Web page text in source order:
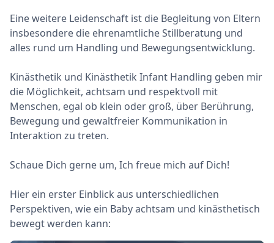
Eine weitere Leidenschaft ist die Begleitung von Eltern
insbesondere die ehrenamtliche Stillberatung und
alles rund um Handling und Bewegungsentwicklung.
Kinästhetik und Kinästhetik Infant Handling geben mir
die Möglichkeit, achtsam und respektvoll mit
Menschen, egal ob klein oder groß, über Berührung,
Bewegung und gewaltfreier Kommunikation in
Interaktion zu treten.
Schaue Dich gerne um, Ich freue mich auf Dich!
Hier ein erster Einblick aus unterschiedlichen
Perspektiven, wie ein Baby achtsam und kinästhetisch
bewegt werden kann: